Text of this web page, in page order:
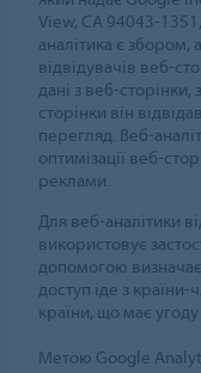
View, CA 94043-
аналітика є збором,
відвідувачів веб-
дані з веб-сторінки,
сторінки він
перегляд. Веб-
оптимізації веб-
реклами.
Для веб-аналітики
використовує
допомогою
доступ іде з
країни, що має угоду
Метою Google